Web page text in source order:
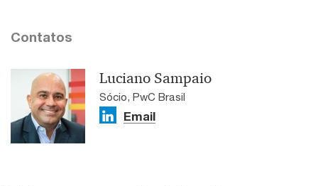
Contatos
Luciano Sampaio
Sócio, PwC Brasil
Email